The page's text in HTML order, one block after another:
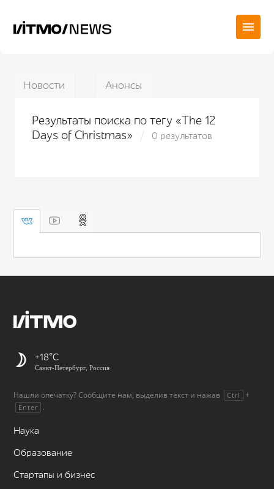
Новости Анонсы
Результаты поиска по тегу «The 12
Days of Christmas»
0 результатов
+18
Санкт-Петербург, Россия
Нашли опечатку? Сообщите нам, выделив текст и нажав Ctrl +
Enter .
Наука
Образование
Стартапы и бизнес